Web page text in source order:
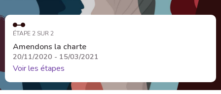
ÉTAPE 2 SUR 2
Amendons la charte
20/11/2020 - 15/03/2021
Voir les étapes